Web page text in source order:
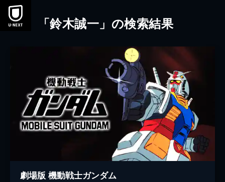
本文へスキップ
「鈴木誠一」の検索結果
劇場版 機動戦士ガンダム